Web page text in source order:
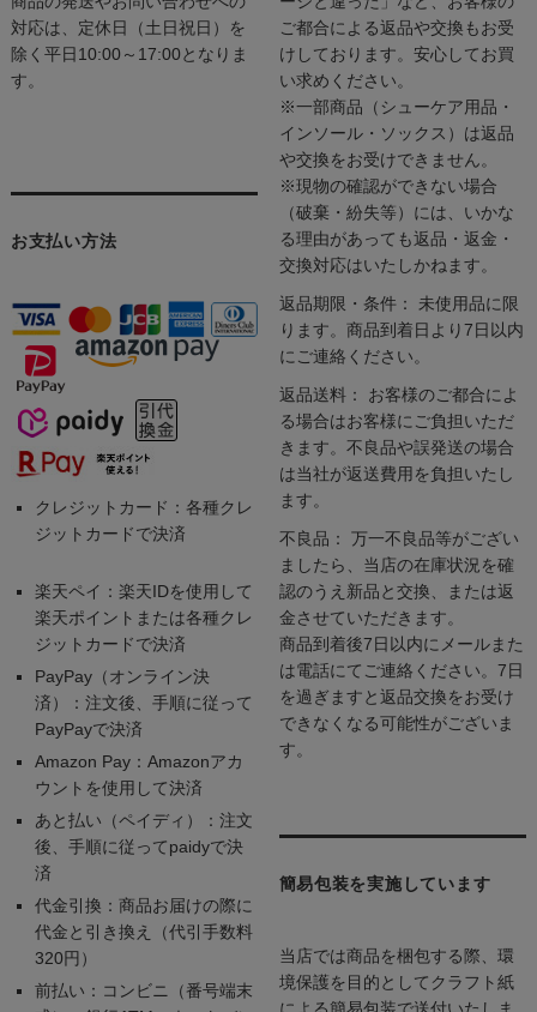
対応は、定休日（土日祝日）を
除く平日10:00～17:00となりま
す。
お支払い方法
クレジットカード：各種クレ
ジットカードで決済
楽天ペイ：楽天IDを使用して
楽天ポイントまたは各種クレ
ジットカードで決済
PayPay（オンライン決
済）：注文後、手順に従って
PayPayで決済
Amazon Pay：Amazonアカ
ウントを使用して決済
あと払い（ペイディ）：注文
後、手順に従ってpaidyで決
済
代金引換：商品お届けの際に
代金と引き換え（代引手数料
320円）
前払い：コンビニ（番号端末
ご都合による返品や交換もお受
けしております。安心してお買
い求めください。
※一部商品（シューケア用品・
インソール・ソックス）は返品
や交換をお受けできません。
※現物の確認ができない場合
（破棄・紛失等）には、いかな
る理由があっても返品・返金・
交換対応はいたしかねます。
返品期限・条件： 未使用品に限
ります。商品到着日より7日以内
にご連絡ください。
返品送料： お客様のご都合によ
る場合はお客様にご負担いただ
きます。不良品や誤発送の場合
は当社が返送費用を負担いたし
ます。
不良品： 万一不良品等がござい
ましたら、当店の在庫状況を確
認のうえ新品と交換、または返
金させていただきます。
商品到着後7日以内にメールまた
は電話にてご連絡ください。7日
を過ぎますと返品交換をお受け
できなくなる可能性がございま
す。
簡易包装を実施しています
当店では商品を梱包する際、環
境保護を目的としてクラフト紙
による簡易包装で送付いたしま